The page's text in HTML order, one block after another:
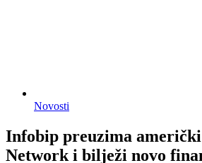
Novosti
Infobip preuzima američki
Network i bilježi novo